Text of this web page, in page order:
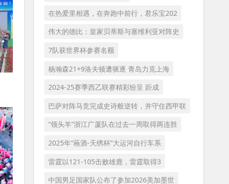
在热爱里相遇，在奔跑中前行，君乐宝202
伟大的德比：皇家贝蒂斯与塞维利亚对阵史
7队获世界杯参赛名额
杨瀚森21+9洛夫顿遭驱逐 青岛力克上海
2024-25赛季西乙联赛精彩纷呈 距成
巴萨对阵马竞完成史诗般逆转，并守住西甲联
“领头羊”浙江广厦队在过去一周取得两连胜
2025年“蘓酒-天绣杯”大运河自行车系
雷霆以121-105击败雄鹿，雷霆取得3
中国男足国家队公布了参加2026美加墨世